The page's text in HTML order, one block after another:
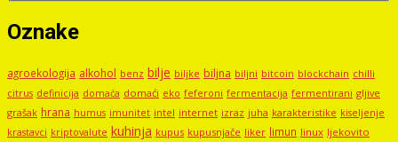
Oznake
agroekologija alkohol benz bilje biljke biljna biljni bitcoin blockchain chilli
citrus definicija domaća domaći eko feferoni fermentacija fermentirani gljive
grašak hrana humus imunitet intel internet izraz juha karakteristike kiseljenje
krastavci kriptovalute kuhinja kupus kupusnjače liker limun linux ljekovito